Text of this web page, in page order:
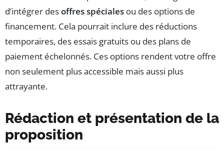
d’intégrer desoffres spéciales ou des options de
financement. Cela pourrait inclure des réductions
temporaires, des essais gratuits ou des plans de
paiement échelonnés. Ces options rendent votre offre
non seulement plus accessible mais aussi plus
attrayante.
Rédaction et présentation de la
proposition